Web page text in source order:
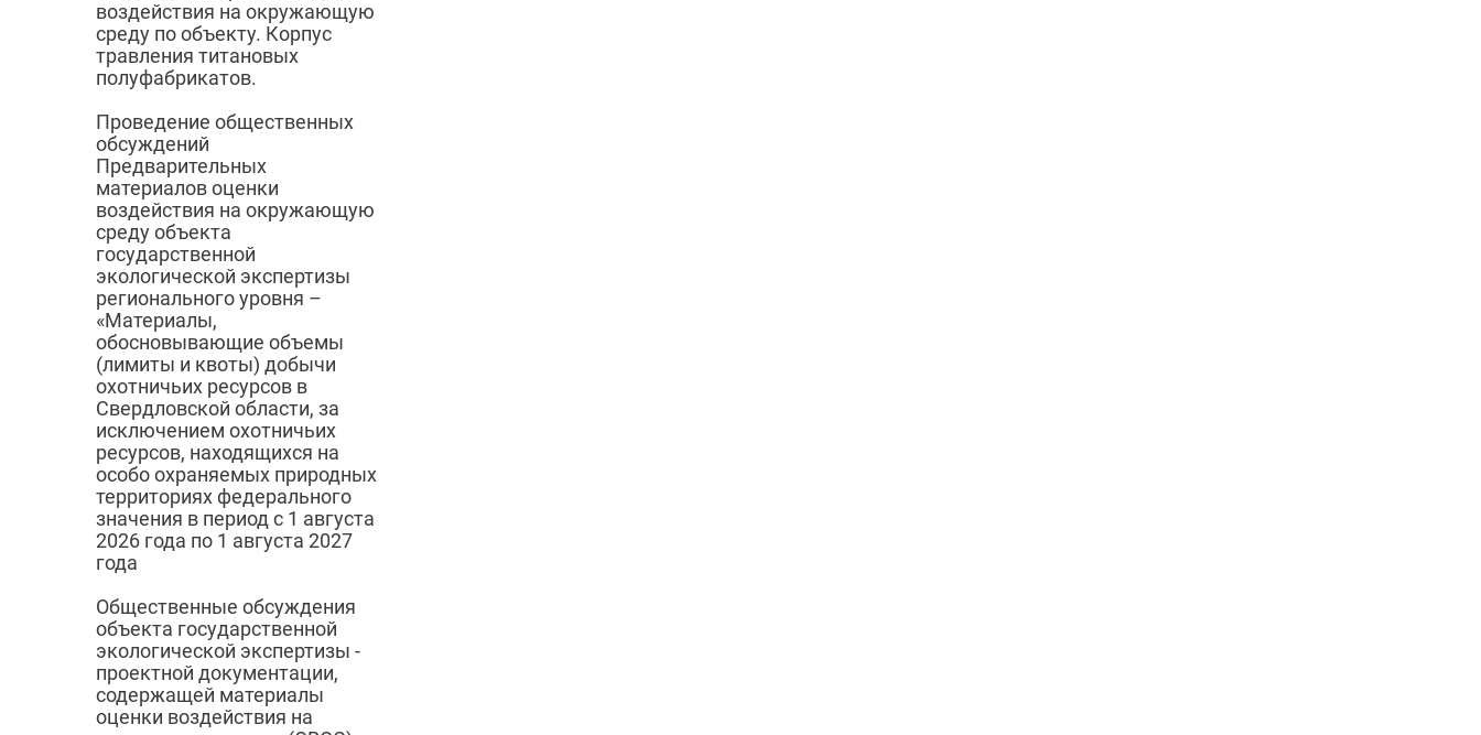
воздействия на окружающую
среду по объекту. Корпус
травления титановых
полуфабрикатов.
Проведение общественных
обсуждений
Предварительных
материалов оценки
воздействия на окружающую
среду объекта
государственной
экологической экспертизы
регионального уровня –
«Материалы,
обосновывающие объемы
(лимиты и квоты) добычи
охотничьих ресурсов в
Свердловской области, за
исключением охотничьих
ресурсов, находящихся на
особо охраняемых природных
территориях федерального
значения в период с 1 августа
2026 года по 1 августа 2027
года
Общественные обсуждения
объекта государственной
экологической экспертизы -
проектной документации,
содержащей материалы
оценки воздействия на